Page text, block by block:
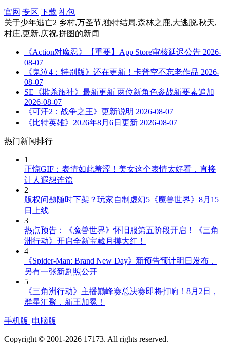
官网 专区 下载 礼包
关于少年逃亡2 乡村,万圣节,独特结局,森林之鹿,大逃脱,秋天,
村庄,更新,庆祝,拼图的新闻
《Action对魔忍》【重要】App Store审核延迟公告 2026-
08-07
《鬼泣4：特别版》还在更新！卡普空不忘老作品 2026-
08-07
SE《欺杀旅社》最新更新 两位新角色参战新要素追加
2026-08-07
《可汗2：战争之王》更新说明 2026-08-07
《比特英雄》2026年8月6日更新 2026-08-07
热门新闻排行
1
正惊GIF：表情如此羞涩！美女这个表情太好看，直接
让人遐想连篇
2
版权问题随时下架？玩家自制虚幻5《魔兽世界》8月15
日上线
3
热点预告：《魔兽世界》怀旧服第五阶段开启！《三角
洲行动》开启全新宝藏月摸大红！
4
《Spider-Man: Brand New Day》新预告预计明日发布，
另有一张新剧照公开
5
《三角洲行动》主播巅峰赛总决赛即将打响！8月2日，
群星汇聚，新王加冕！
手机版 |电脑版
Copyright © 2001-2026 17173. All rights reserved.